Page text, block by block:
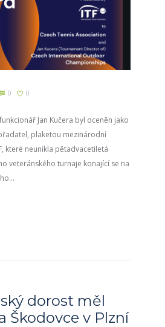
0 0
Jan Kučera byl oceněn jako
plaketou mezinárodní
které neunikla pětadvacetiletá
veteránského turnaje konající se na
dorost měl
Škodovce v Plzní